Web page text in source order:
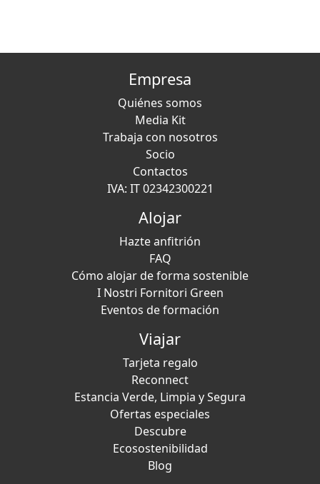
Empresa
Quiénes somos
Media Kit
Trabaja con nosotros
Socio
Contactos
IVA: IT 02342300221
Alojar
Hazte anfitrión
FAQ
Cómo alojar de forma sostenible
I Nostri Fornitori Green
Eventos de formación
Viajar
Tarjeta regalo
Reconnect
Estancia Verde, Limpia y Segura
Ofertas especiales
Descubre
Ecosostenibilidad
Blog